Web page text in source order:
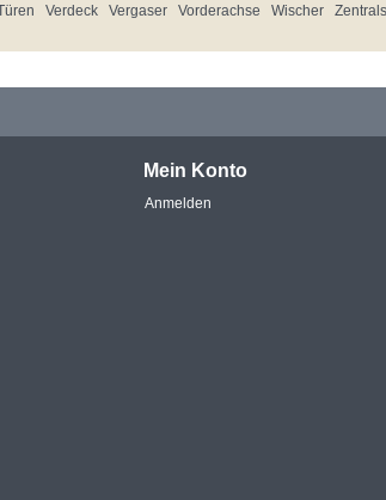
Verdeck Vergaser Vorderachse Wischer
Mein Konto
Anmelden